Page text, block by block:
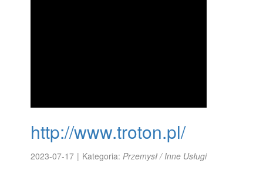
http://www.troton.pl/
2023-07-17 | Kategoria:Przemysł / Inne Usługi